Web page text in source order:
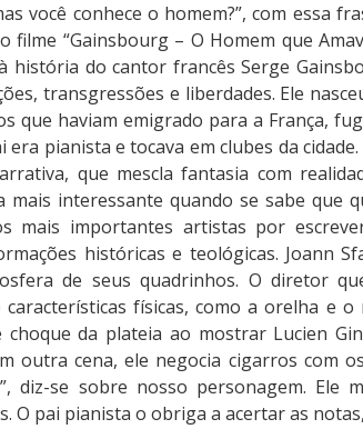
você conhece o homem?”, com essa
filme “Gainsbourg – O Homem que
história do cantor francês Serge
transgressões e liberdades. Ele
que haviam emigrado para a França,
era pianista e tocava em clubes da
que mescla fantasia com
mais interessante quando se sabe que
mais importantes artistas por
históricas e teológicas. Joann
de seus quadrinhos. O diretor
físicas, como a orelha e
da plateia ao mostrar Lucien
outra cena, ele negocia cigarros com
diz-se sobre nosso personagem.
O pai pianista o obriga a acertar as